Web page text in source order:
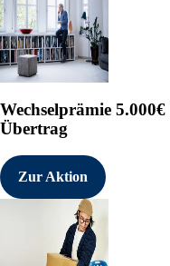
Wechselprämie
Übertrag
Zur Aktion